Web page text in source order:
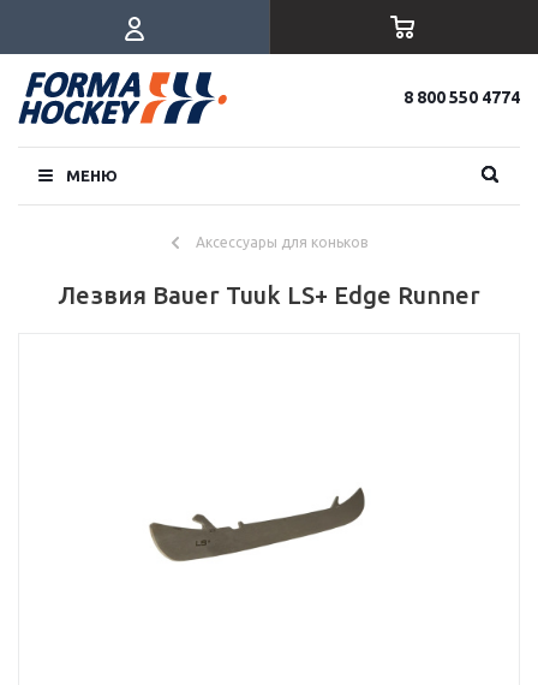
8 800 550 4774
МЕНЮ
Аксессуары для коньков
Лезвия Bauer Tuuk LS+ Edge Runner